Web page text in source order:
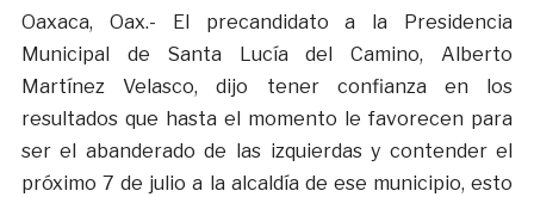
Oaxaca, Oax.- El precandidato a la Presidencia
Municipal de Santa Lucía del Camino, Alberto
Martínez Velasco, dijo tener confianza en los
resultados que hasta el momento le favorecen para
ser el abanderado de las izquierdas y contender el
próximo 7 de julio a la alcaldía de ese municipio, esto